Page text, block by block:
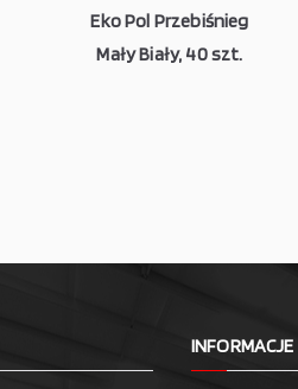
Eko Pol Przebiśnieg
Mały Biały, 40 szt.
INFORMACJE